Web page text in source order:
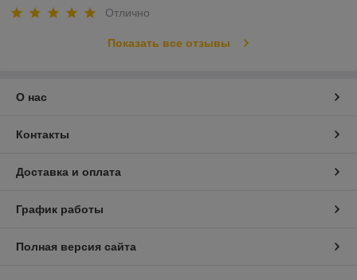
Отлично
Показать все отзывы
О нас
Контакты
Доставка и оплата
График работы
Полная версия сайта